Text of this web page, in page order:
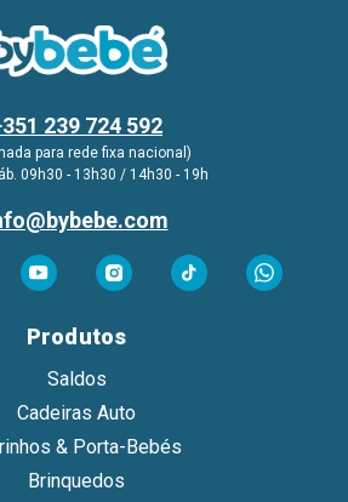
239 724 592
para rede fixa nacional)
09h30 - 13h30 / 14h30 - 19h
Produtos
Saldos
Cadeiras Auto
& Porta-Bebés
Brinquedos